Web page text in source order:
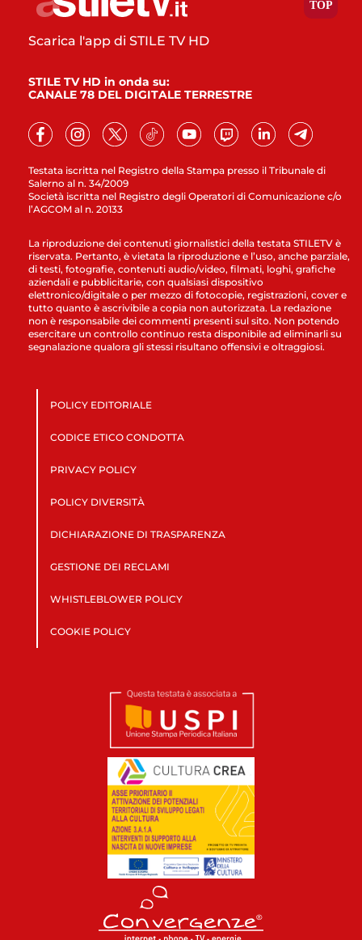
Testata iscritta nel Registro della Stampa presso il Tribunale di
Salerno al n. 34/2009
Società iscritta nel Registro degli Operatori di Comunicazione c/o
l’AGCOM al n. 20133
Scarica l'app di STILE TV HD
STILE TV HD in onda su:
CANALE 78 DEL DIGITALE TERRESTRE
La riproduzione dei contenuti giornalistici della testata STILETV è
riservata. Pertanto, è vietata la riproduzione e l’uso, anche parziale,
di testi, fotografie, contenuti audio/video, filmati, loghi, grafiche
aziendali e pubblicitarie, con qualsiasi dispositivo
elettronico/digitale o per mezzo di fotocopie, registrazioni, cover e
tutto quanto è ascrivibile a copia non autorizzata. La redazione
non è responsabile dei commenti presenti sul sito. Non potendo
esercitare un controllo continuo resta disponibile ad eliminarli su
segnalazione qualora gli stessi risultano offensivi e oltraggiosi.
POLICY EDITORIALE
CODICE ETICO CONDOTTA
PRIVACY POLICY
POLICY DIVERSITÀ
DICHIARAZIONE DI TRASPARENZA
GESTIONE DEI RECLAMI
WHISTLEBLOWER POLICY
COOKIE POLICY